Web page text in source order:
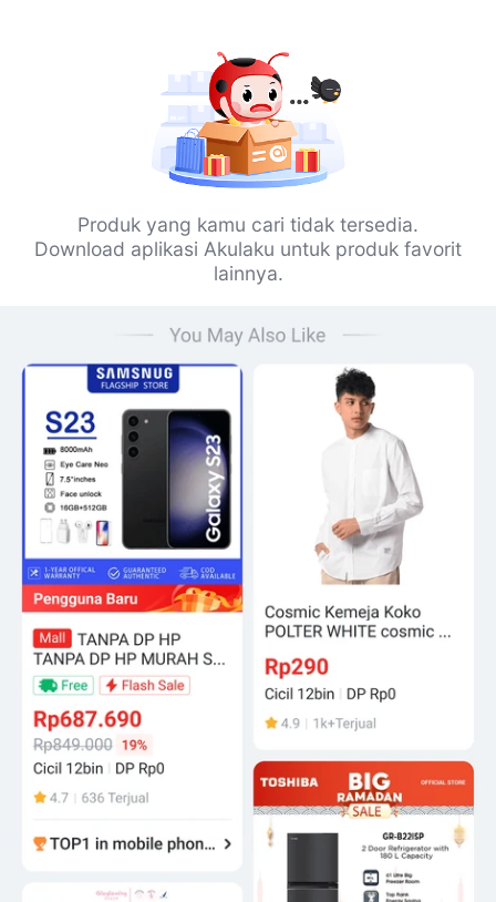
Produk yang kamu cari tidak tersedia.
Download aplikasi Akulaku untuk produk favorit
lainnya.